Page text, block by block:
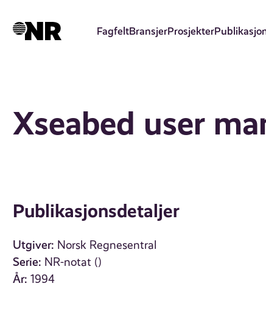
hovedinnhold
FagfeltBransjerProsjekter
Xseabed user
Publikasjonsdetaljer
Utgiver: Norsk Regnesentral
Serie: NR-notat ()
År: 1994